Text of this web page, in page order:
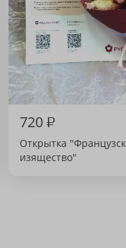
720₽
Открытка
изящество"